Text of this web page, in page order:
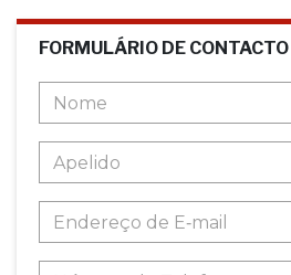
FORMULÁRIO DE CONTACTO